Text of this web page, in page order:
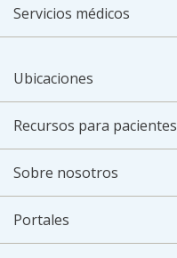
Servicios médicos
Ubicaciones
Recursos para pacientes
Sobre nosotros
Portales